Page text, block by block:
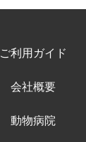
ご利用ガイド
会社概要
動物病院